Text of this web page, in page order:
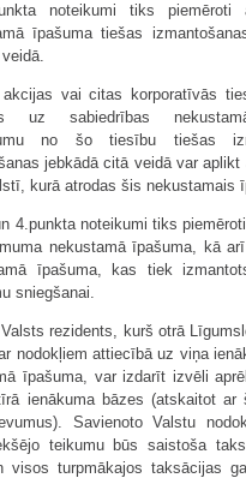
noteikumi tiks piemēroti
īpašuma tiešas
vai citas korporatīvās
uz sabiedrības
no šo tiesību tiešas
jebkādā citā veidā var aplikt
kurā atrodas šis nekustamais
4.punkta noteikumi tiks
nekustamā īpašuma, kā
īpašuma, kas tiek
sniegšanai.
rezidents, kurš otrā
nodokļiem attiecībā uz viņa
īpašuma, var izdarīt izvēli
ienākuma bāzes (atskaitot ar
Savienoto Valstu
teikumu būs saistoša
visos turpmākajos taksācijas